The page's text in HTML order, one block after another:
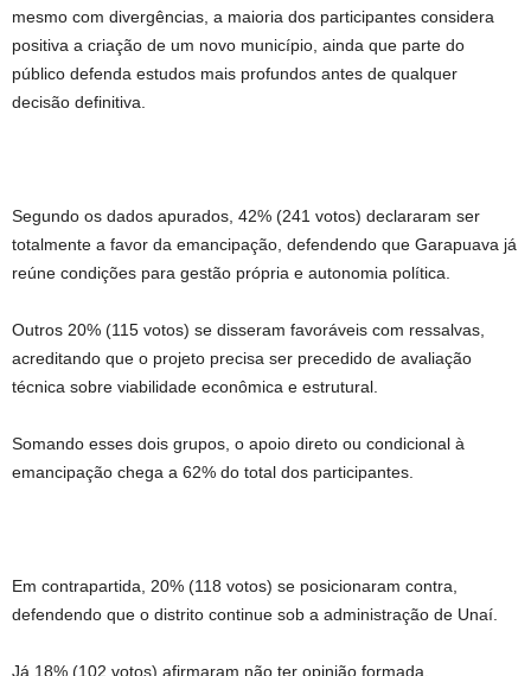
mesmo com divergências, a maioria dos participantes considera
positiva a criação de um novo município, ainda que parte do
público defenda estudos mais profundos antes de qualquer
decisão definitiva.
Segundo os dados apurados, 42% (241 votos) declararam ser
totalmente a favor da emancipação, defendendo que Garapuava já
reúne condições para gestão própria e autonomia política.
Outros 20% (115 votos) se disseram favoráveis com ressalvas,
acreditando que o projeto precisa ser precedido de avaliação
técnica sobre viabilidade econômica e estrutural.
Somando esses dois grupos, o apoio direto ou condicional à
emancipação chega a 62% do total dos participantes.
Em contrapartida, 20% (118 votos) se posicionaram contra,
defendendo que o distrito continue sob a administração de Unaí.
Já 18% (102 votos) afirmaram não ter opinião formada,